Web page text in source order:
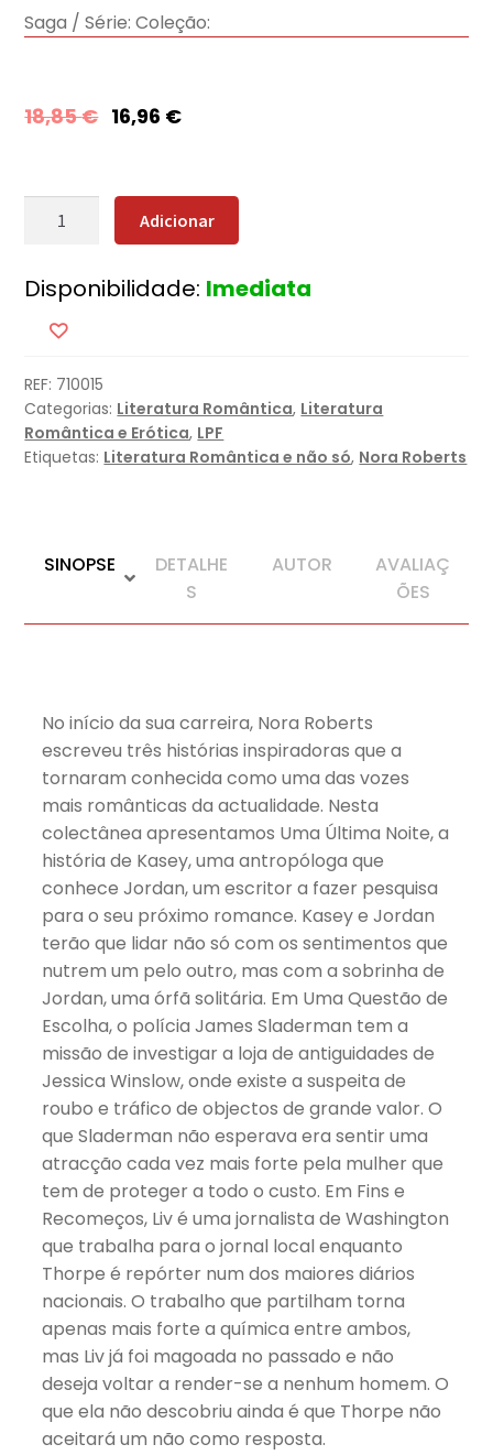
Saga / Série: Coleção:
18,85€ 16,96 €
Quantidade
Fundo
Coração
Adicionar
Disponibilidade: Imediata
REF: 710015
Categorias: Literatura Romântica, Literatura
Romântica e Erótica, LPF
Etiquetas: Literatura Romântica e não só, Nora Roberts
SINOPSE
DETALHE
S
AUTOR
AVALIAÇ
ÕES
No início da sua carreira, Nora Roberts
escreveu três histórias inspiradoras que a
tornaram conhecida como uma das vozes
mais românticas da actualidade. Nesta
colectânea apresentamos Uma Última Noite, a
história de Kasey, uma antropóloga que
conhece Jordan, um escritor a fazer pesquisa
para o seu próximo romance. Kasey e Jordan
terão que lidar não só com os sentimentos que
nutrem um pelo outro, mas com a sobrinha de
Jordan, uma órfã solitária. Em Uma Questão de
Escolha, o polícia James Sladerman tem a
missão de investigar a loja de antiguidades de
Jessica Winslow, onde existe a suspeita de
roubo e tráfico de objectos de grande valor. O
que Sladerman não esperava era sentir uma
atracção cada vez mais forte pela mulher que
tem de proteger a todo o custo. Em Fins e
Recomeços, Liv é uma jornalista de Washington
que trabalha para o jornal local enquanto
Thorpe é repórter num dos maiores diários
nacionais. O trabalho que partilham torna
apenas mais forte a química entre ambos,
mas Liv já foi magoada no passado e não
deseja voltar a render-se a nenhum homem. O
que ela não descobriu ainda é que Thorpe não
aceitará um não como resposta.